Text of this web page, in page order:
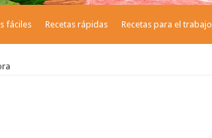
fáciles Recetas rápidas Recetas para el trabajo